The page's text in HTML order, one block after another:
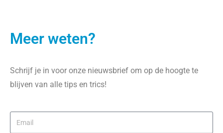
Meer weten?
Schrijf je in voor onze nieuwsbrief om op de hoogte te
blijven van alle tips en trics!